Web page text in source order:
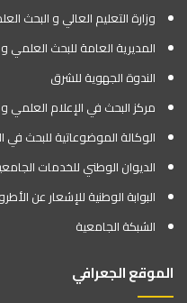
وزارة التعليم العالي و البحث
المديرية العامة للبحث العلمي
الندوة الجهوية للشرق
مركز البحث في الإعلام العلمي
الوكالة الموضوعاتية للبحث في
الديوان الوطني للخدمات
البوابة الوطنية للإشعار عن
الشبكة الجامعية
الموقع الجعرافي